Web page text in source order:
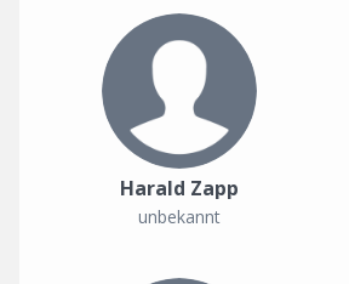
Harald Zapp
unbekannt